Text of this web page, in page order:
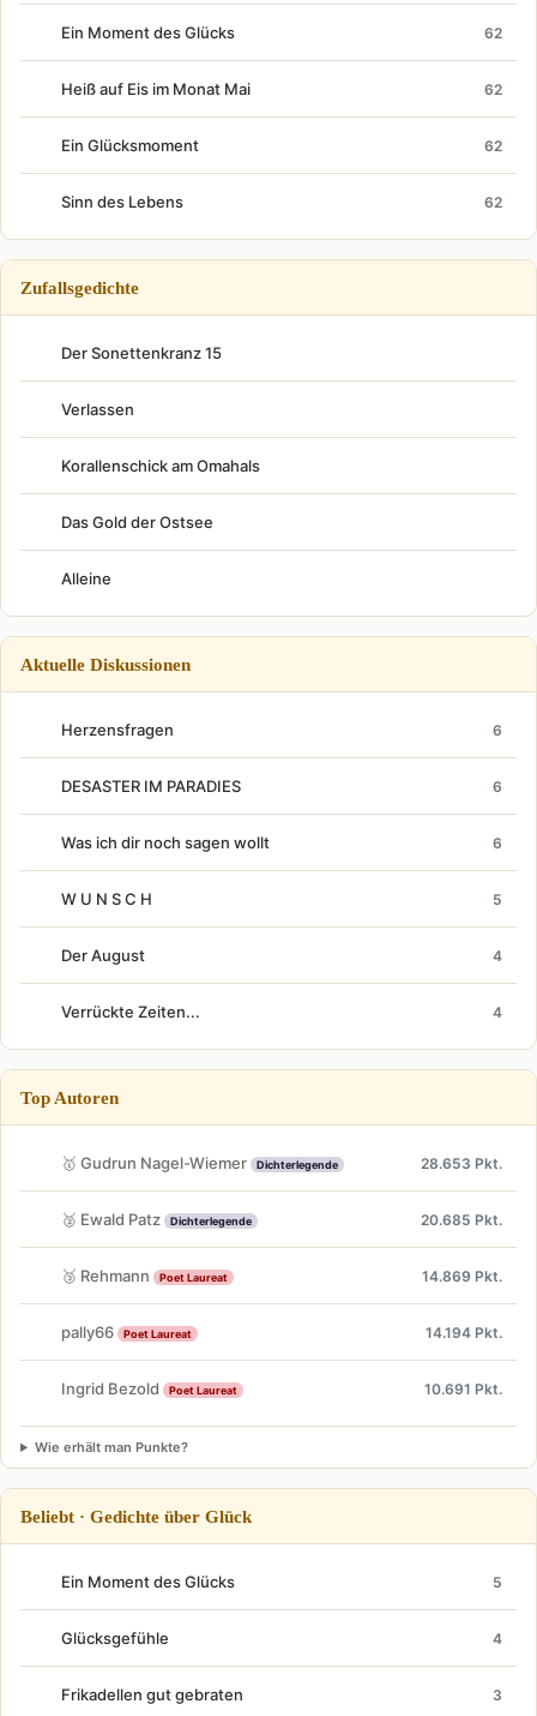
Ein Moment des Glücks 62
Heiß auf Eis im Monat Mai 62
Ein Glücksmoment 62
Sinn des Lebens 62
Zufallsgedichte
Der Sonettenkranz 15
Verlassen
Korallenschick am Omahals
Das Gold der Ostsee
Alleine
Aktuelle Diskussionen
Herzensfragen 6
DESASTER IM PARADIES 6
Was ich dir noch sagen wollt 6
W U N S C H 5
Der August 4
Verrückte Zeiten... 4
Top Autoren
🥇 Gudrun Nagel-Wiemer Dichterlegende 28.653 Pkt.
🥈 Ewald Patz Dichterlegende 20.685 Pkt.
🥉 Rehmann Poet Laureat 14.869 Pkt.
pally66 Poet Laureat 14.194 Pkt.
Ingrid Bezold Poet Laureat 10.691 Pkt.
Wie erhält man Punkte?
Beliebt · Gedichte über Glück
Ein Moment des Glücks 5
Glücksgefühle 4
Frikadellen gut gebraten 3